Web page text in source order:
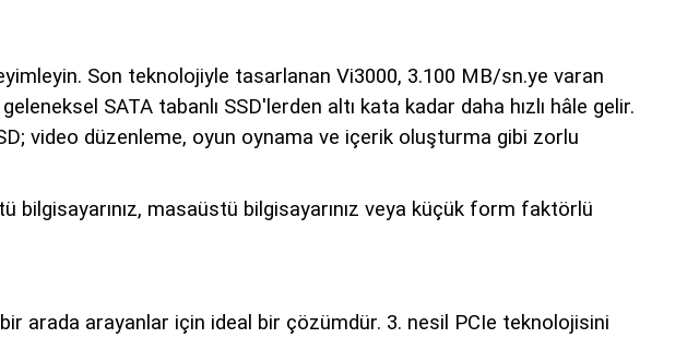
Son teknolojiyle tasarlanan Vi3000, 3.100 MB/sn.ye varan
SATA tabanlı SSD'lerden altı kata kadar daha hızlı hâle gelir.
video düzenleme, oyun oynama ve içerik oluşturma gibi zorlu
bilgisayarınız, masaüstü bilgisayarınız veya küçük form faktörlü
arada arayanlar için ideal bir çözümdür. 3. nesil PCIe teknolojisini